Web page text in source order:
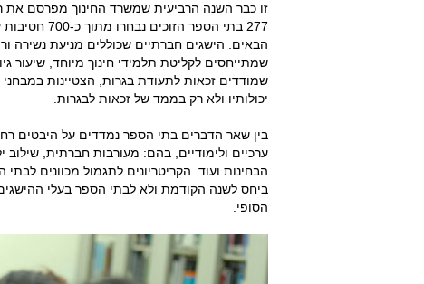
זו כבר השנה הרביעית שמשרד החינוך מפרסם את
277 בתי
הבאים: הישגים חברתיים שכוללים מניעת נשירה
שמתייחסים לקליטת תלמידי חינוך מיוחד, שיעור
שמודדים זכאות לתעודת בגרות, הצטיינות
יכולותיו ולא רק בממד של זכאות לבגרות.
בין שאר הדברים בתי הספר נמדדים על היבטים
ערכיים ולימודיים, בהם: מעורבות חברתית, שילוב
הבחינות ועוד. הקריטריונים לתגמול מכוונים
ביחס לשנה הקודמת ולא לבתי הספר בעלי ההישגים
הסופי.